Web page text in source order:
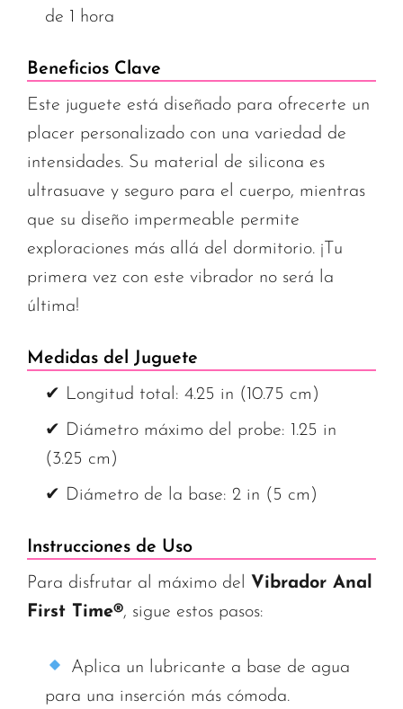
de 1 hora
Beneficios Clave
Este juguete está diseñado para ofrecerte un
placer personalizado con una variedad de
intensidades. Su material de silicona es
ultrasuave y seguro para el cuerpo, mientras
que su diseño impermeable permite
exploraciones más allá del dormitorio. ¡Tu
primera vez con este vibrador no será la
última!
Medidas del Juguete
✔ Longitud total: 4.25 in (10.75 cm)
✔ Diámetro máximo del probe: 1.25 in
(3.25 cm)
✔ Diámetro de la base: 2 in (5 cm)
Instrucciones de Uso
Para disfrutar al máximo del Vibrador Anal
First Time®, sigue estos pasos:
Aplica un lubricante a base de agua
para una inserción más cómoda.